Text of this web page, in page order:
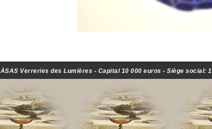
ÀSAS Verreries des Lumières - Capital 10 000 euros - Siège social: